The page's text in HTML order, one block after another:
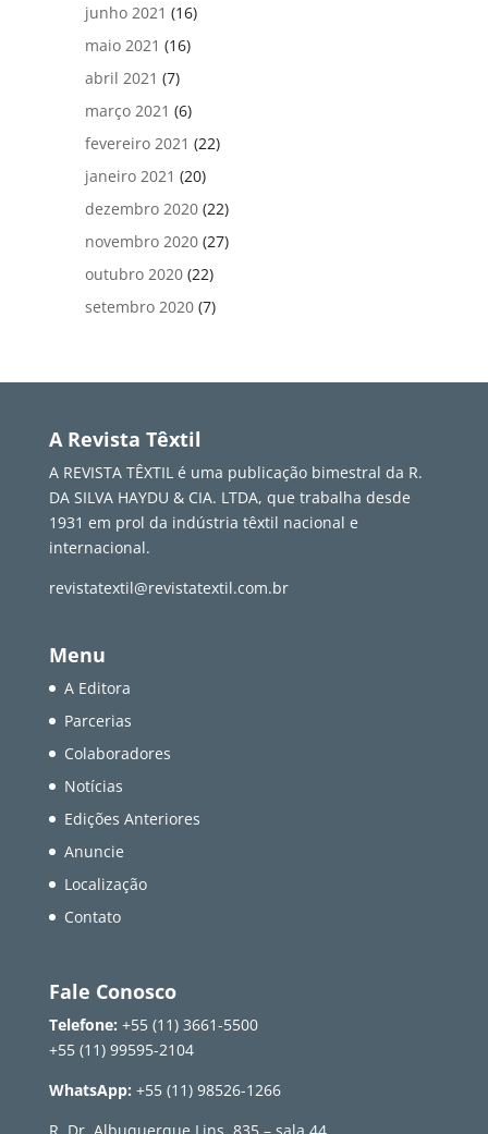
junho 2021 (16)
maio 2021 (16)
abril 2021 (7)
março 2021 (6)
fevereiro 2021 (22)
janeiro 2021 (20)
dezembro 2020 (22)
novembro 2020 (27)
outubro 2020 (22)
setembro 2020 (7)
A Revista Têxtil
A REVISTA TÊXTIL é uma publicação bimestral da R.
DA SILVA HAYDU & CIA. LTDA, que trabalha desde
1931 em prol da indústria têxtil nacional e
internacional.
revistatextil@revistatextil.com.br
Menu
A Editora
Parcerias
Colaboradores
Notícias
Edições Anteriores
Anuncie
Localização
Contato
Fale Conosco
Telefone: +55 (11) 3661-5500
+55 (11) 99595-2104
WhatsApp: +55 (11) 98526-1266